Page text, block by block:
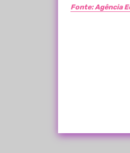
Fonte: Agência